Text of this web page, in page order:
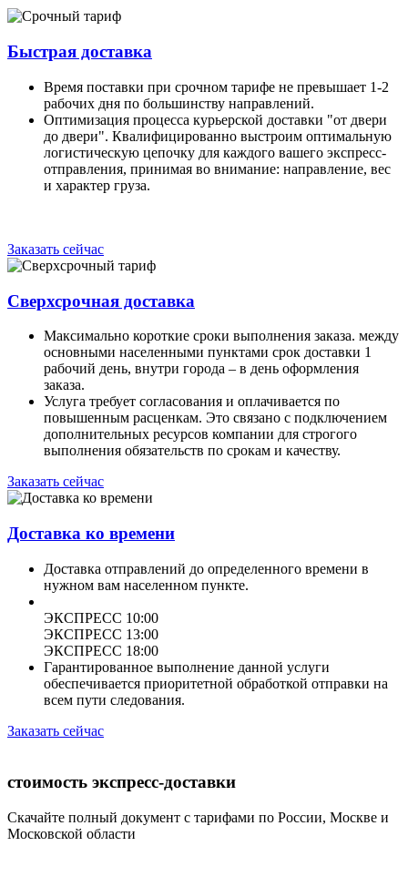
Быстрая доставка
Время поставки при срочном тарифе не превышает 1-2
рабочих дня по большинству направлений.
Оптимизация процесса курьерской доставки "от двери
до двери". Квалифицированно выстроим оптимальную
логистическую цепочку для каждого вашего экспресс-
отправления, принимая во внимание: направление, вес
и характер груза.
Заказать сейчас
Сверхсрочная доставка
Максимально короткие сроки выполнения заказа. между
основными населенными пунктами срок доставки 1
рабочий день, внутри города – в день оформления
заказа.
Услуга требует согласования и оплачивается по
повышенным расценкам. Это связано с подключением
дополнительных ресурсов компании для строгого
выполнения обязательств по срокам и качеству.
Заказать сейчас
Доставка ко времени
Доставка отправлений до определенного времени в
нужном вам населенном пункте.
ЭКСПРЕСС 10:00
ЭКСПРЕСС 13:00
ЭКСПРЕСС 18:00
Гарантированное выполнение данной услуги
обеспечивается приоритетной обработкой отправки на
всем пути следования.
Заказать сейчас
стоимость экспресс-доставки
Скачайте полный документ с тарифами по России, Москве и
Московской области